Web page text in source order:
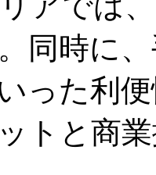
同時に
った利
トと商